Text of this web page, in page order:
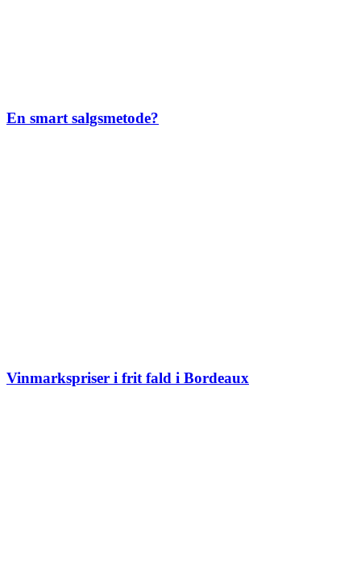
En smart salgsmetode?
Vinmarkspriser i frit fald i Bordeaux